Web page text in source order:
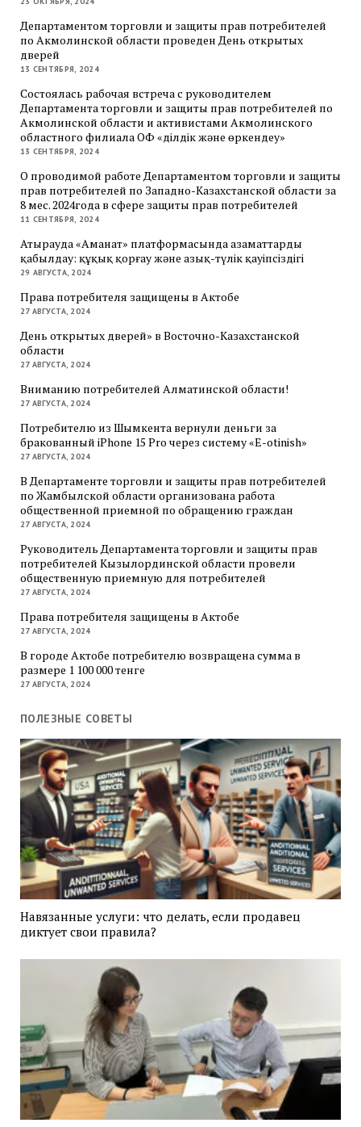
Департаментом торговли и защиты прав потребителей
по Акмолинской области проведен День открытых
дверей
13 СЕНТЯБРЯ, 2024
Состоялась рабочая встреча с руководителем
Департамента торговли и защиты прав потребителей по
Акмолинской области и активистами Акмолинского
областного филиала ОФ «Әділдік және өркендеу»
13 СЕНТЯБРЯ, 2024
О проводимой работе Департаментом торговли и защиты
прав потребителей по Западно-Казахстанской области за
8 мес. 2024года в сфере защиты прав потребителей
11 СЕНТЯБРЯ, 2024
Атырауда «Аманат» платформасында азаматтарды
қабылдау: құқық қорғау және азық-түлік қауіпсіздігі
29 АВГУСТА, 2024
Права потребителя защищены в Актобе
27 АВГУСТА, 2024
День открытых дверей» в Восточно-Казахстанской
области
27 АВГУСТА, 2024
Вниманию потребителей Алматинской области!
27 АВГУСТА, 2024
Потребителю из Шымкента вернули деньги за
бракованный iPhone 15 Pro через систему «E-otinish»
27 АВГУСТА, 2024
В Департаменте торговли и защиты прав потребителей
по Жамбылской области организована работа
общественной приемной по обращению граждан
27 АВГУСТА, 2024
Руководитель Департамента торговли и защиты прав
потребителей Кызылординской области провели
общественную приемную для потребителей
27 АВГУСТА, 2024
Права потребителя защищены в Актобе
27 АВГУСТА, 2024
В городе Актобе потребителю возвращена сумма в
размере 1 100 000 тенге
27 АВГУСТА, 2024
ПОЛЕЗНЫЕ СОВЕТЫ
Навязанные услуги: что делать, если продавец
диктует свои правила?